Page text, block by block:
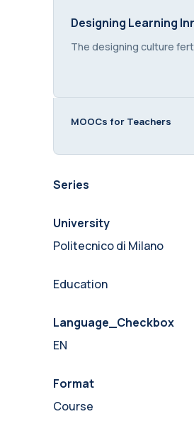
Designing Learning
Designing Learning
Course summary text:
The designing culture
MOOCs for Teachers
Series
University
Politecnico di Milano
Education
Language_Checkbox
EN
Format
Course